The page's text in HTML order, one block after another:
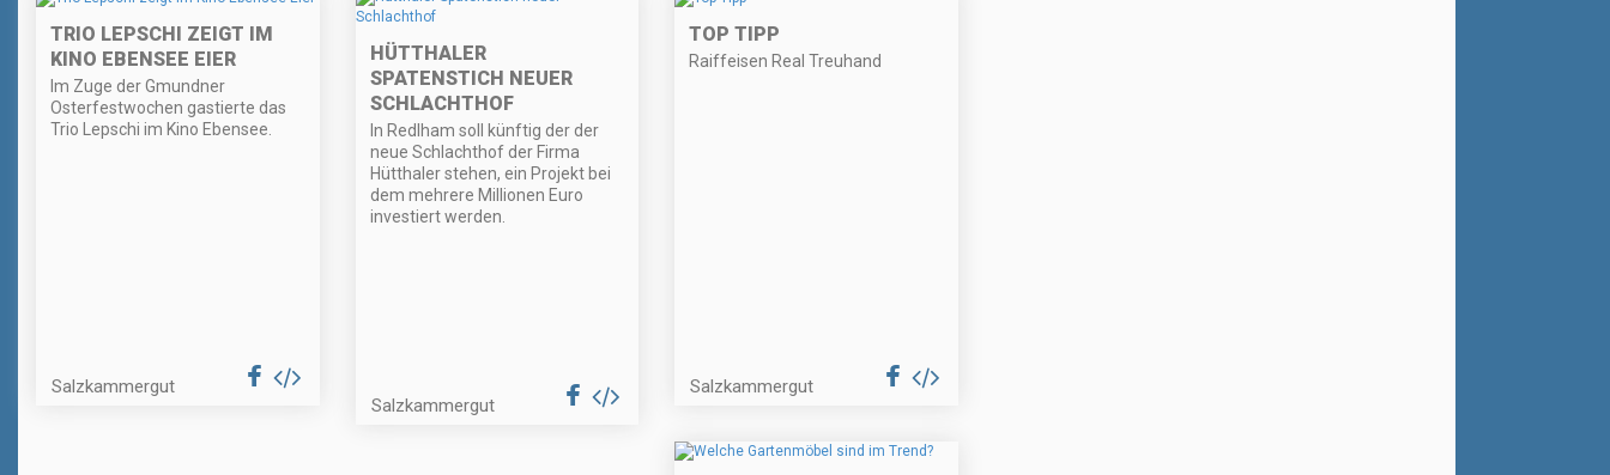
TRIO LEPSCHI ZEIGT IM
KINO EBENSEE EIER
Im Zuge der Gmundner
Osterfestwochen gastierte das
Trio Lepschi im Kino Ebensee.
Salzkammergut
HÜTTHALER
SPATENSTICH NEUER
SCHLACHTHOF
In Redlham soll künftig der der
neue Schlachthof der Firma
Hütthaler stehen, ein Projekt bei
dem mehrere Millionen Euro
investiert werden.
Salzkammergut
TOP TIPP
Raiffeisen Real Treuhand
Salzkammergut